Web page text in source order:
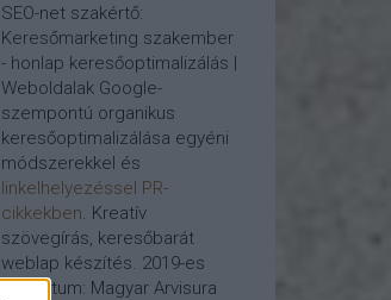
SEO-net szakértő:
Keresőmarketing szakember
- honlap keresőoptimalizálás |
Weboldalak Google-
szempontú organikus
keresőoptimalizálása egyéni
módszerekkel és
linkelhelyezéssel PR-
cikkekben. Kreatív
szövegírás, keresőbarát
weblap készítés. 2019-es
projektum: Magyar Arvisura